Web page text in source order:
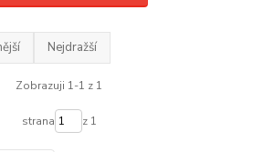
Nejdražší
Zobrazuji 1-1 z 1
strana z 1